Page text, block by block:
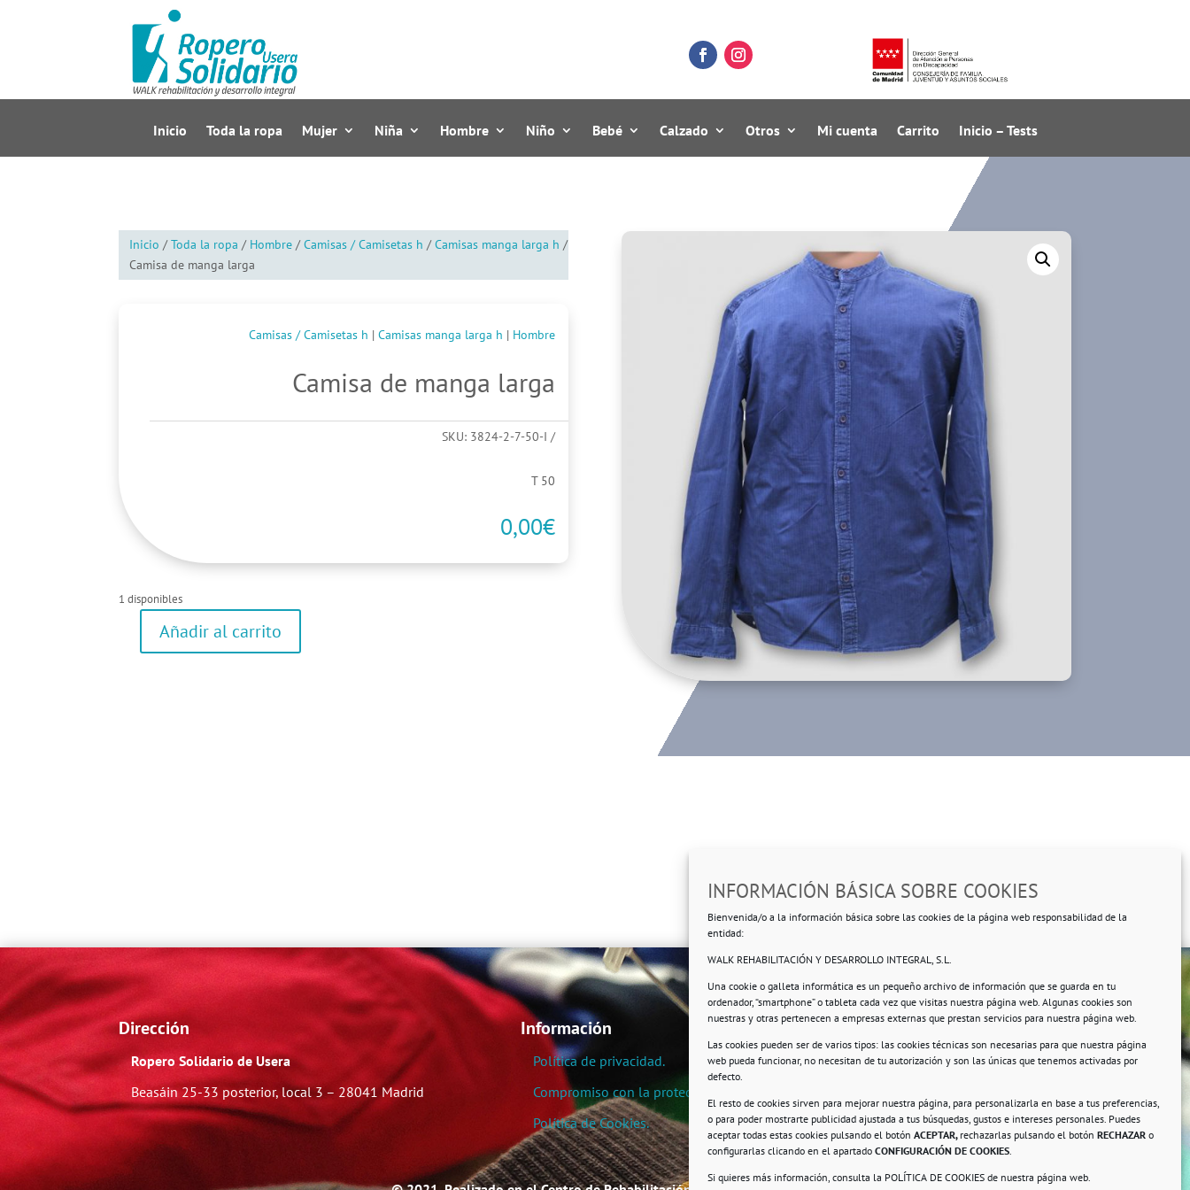
INFORMACIÓN BÁSICA SOBRE COOKIES
Bienvenida/o a la información básica sobre las cookies de la página web responsabilidad de la
entidad:
WALK REHABILITACIÓN Y DESARROLLO INTEGRAL, S.L.
Una cookie o galleta informática es un pequeño archivo de información que se guarda en tu
ordenador, “smartphone” o tableta cada vez que visitas nuestra página web. Algunas cookies son
nuestras y otras pertenecen a empresas externas que prestan servicios para nuestra página web.
Las cookies pueden ser de varios tipos: las cookies técnicas son necesarias para que nuestra página
web pueda funcionar, no necesitan de tu autorización y son las únicas que tenemos activadas por
defecto.
El resto de cookies sirven para mejorar nuestra página, para personalizarla en base a tus preferencias,
o para poder mostrarte publicidad ajustada a tus búsquedas, gustos e intereses personales. Puedes
aceptar todas estas cookies pulsando el botón ACEPTAR, rechazarlas pulsando el botón RECHAZAR o
configurarlas clicando en el apartado CONFIGURACIÓN DE COOKIES.
Si quieres más información, consulta la POLÍTICA DE COOKIES de nuestra página web.
Inicio Toda la ropa Mujer Niña Hombre Niño Bebé Calzado Otros Mi cuenta Carrito Inicio – Tests
Inicio /Toda la ropa / Hombre /Camisas / Camisetas h /Camisas manga larga h /
Camisa de manga larga
Camisas / Camisetas h |Camisas manga larga h | Hombre
Camisa de manga larga
SKU: 3824-2-7-50-I
T 50
0,00€
1 disponibles
Añadir al carrito
Dirección
Ropero Solidario de Usera
Beasáin 25-33 posterior, local 3 – 28041 Madrid
Información
Política de privacidad.
Compromiso con la protección de datos personales.
Política de Cookies.